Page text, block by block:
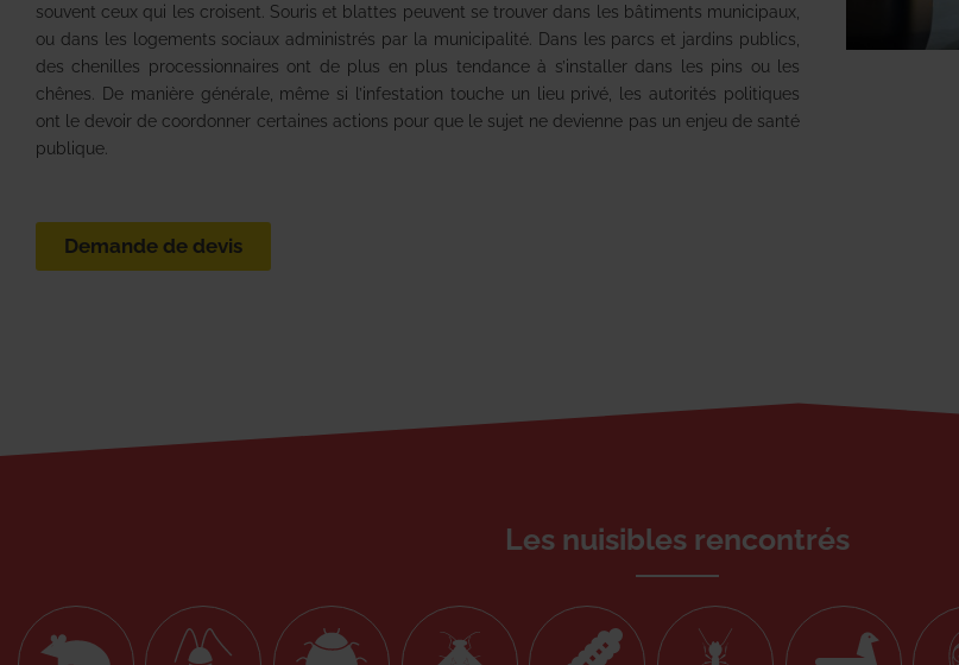
souvent ceux qui les croisent. Souris et blattes peuvent se trouver dans les bâtiments municipaux,
ou dans les logements sociaux administrés par la municipalité. Dans les parcs et jardins publics,
des chenilles processionnaires ont de plus en plus tendance à s’installer dans les pins ou les
chênes. De manière générale, même si l’infestation touche un lieu privé, les autorités politiques
ont le devoir de coordonner certaines actions pour que le sujet ne devienne pas un enjeu de santé
publique.
Demande de devis
Les nuisibles rencontrés